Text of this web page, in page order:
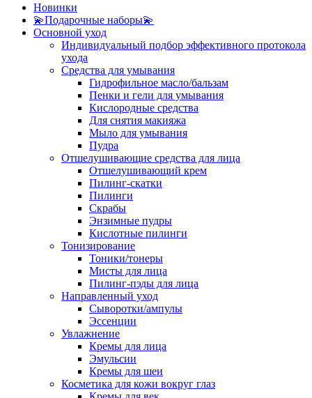
Новинки
💫Подарочные наборы💫
Основной уход
Индивидуальный подбор эффективного протокола
ухода
Средства для умывания
Гидрофильное масло/бальзам
Пенки и гели для умывания
Кислородные средства
Для снятия макияжа
Мыло для умывания
Пудра
Отшелушивающие средства для лица
Отшелушивающий крем
Пилинг-скатки
Пилинги
Скрабы
Энзимные пудры
Кислотные пилинги
Тонизирование
Тоники/тонеры
Мисты для лица
Пилинг-пэды для лица
Направленный уход
Сыворотки/ампулы
Эссенции
Увлажнение
Кремы для лица
Эмульсии
Кремы для шеи
Косметика для кожи вокруг глаз